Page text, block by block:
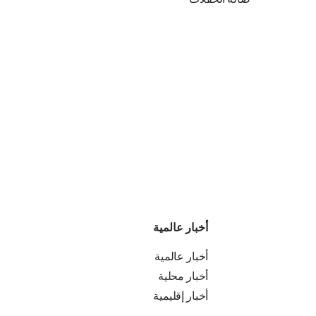
أخبار عالمية
أخبار عالمية
أخبار محلية
أخبار إقليمية